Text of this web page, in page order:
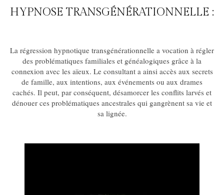
HYPNOSE TRANSGÉNÉRATIONNELLE :
La régression hypnotique transgénérationnelle a vocation à régler
des problématiques familiales et généalogiques grâce à la
connexion avec les aïeux. Le consultant a ainsi accès aux secrets
de famille, aux intentions, aux événements ou aux drames
cachés. Il peut, par conséquent, désamorcer les conflits larvés et
dénouer ces problématiques ancestrales qui gangrènent sa vie et
sa lignée.